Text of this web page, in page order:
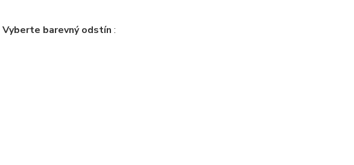
Vyberte barevný odstín :